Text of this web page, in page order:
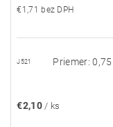
€1,71 bez DPH
J521 Priemer: 0,75
€2,10 / ks